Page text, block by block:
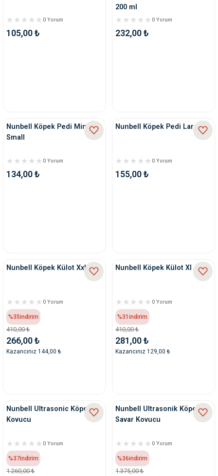
0 Yorum
105,00 ₺
200 ml
0 Yorum
232,00 ₺
Nunbell Köpek Pedi Mini
Small
0 Yorum
134,00 ₺
Nunbell Köpek Pedi Large
0 Yorum
155,00 ₺
Nunbell Köpek Külot Xxl
0 Yorum
%35indirim
410,00 ₺
266,00 ₺
Kazancınız 144,00 ₺
Nunbell Köpek Külot Xl
0 Yorum
%31 indirim
410,00 ₺
281,00 ₺
Kazancınız 129,00 ₺
Nunbell Ultrasonic Köpek
Kovucu
0 Yorum
%37indirim
1.260,00 ₺
Nunbell Ultrasonik Köpek
Savar Kovucu
0 Yorum
%36indirim
1.375,00 ₺